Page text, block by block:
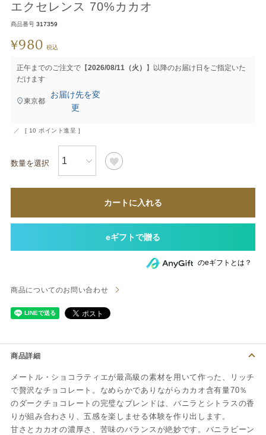
エクセレンス 70%カカオ
商品番号 317359
¥980 税込
正午までのご注文で【2026/08/11（火）
】以降のお届け日をご指定いた
だけます
東京都
お届け先を変
更
[ 10 ポイント進呈 ]
カートに入れる
のeギフトとは？
商品についてのお問い合わせ
商品詳細
メートル・ショコラティエが最高級の素材を用いて作った、リッチ
で贅沢なチョコレート。なめらかでありながらカカオ含有量70％
のダークチョコレートの完璧なブレンドは、バニラとシトラスの香
りが組み合わさり、五感を楽しませる体験を作り出します。
甘さとカカオの濃厚さ、苦味のバランスが絶妙です。バニラビーン